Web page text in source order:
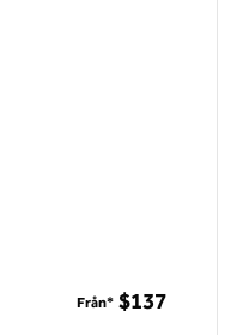
Från* $137